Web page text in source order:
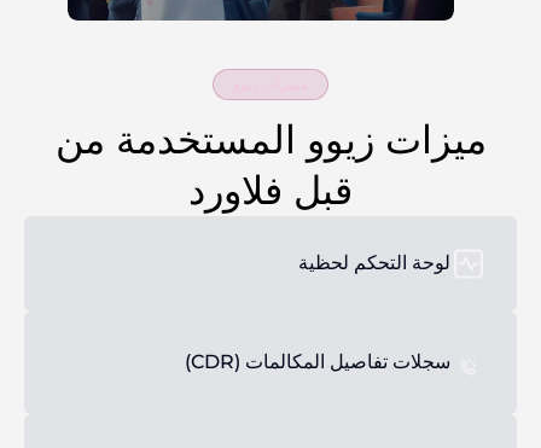
ميزات زيوو المستخدمة من
قبل فلاورد
لوحة التحكم لحظية
سجلات تفاصيل المكالمات (CDR)